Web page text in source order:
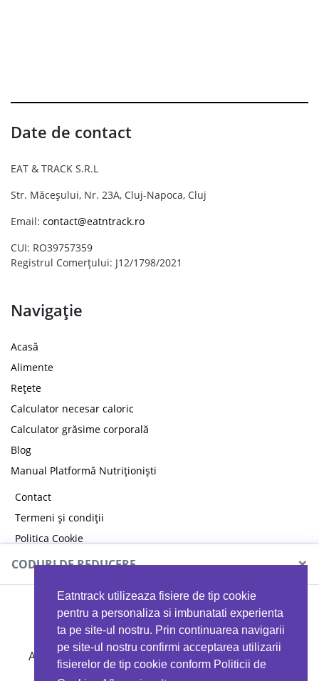
Eatntrack utilizeaza fisiere de tip cookie
pentru a personaliza si imbunatati experienta
ta pe site-ul nostru. Prin continuarea navigarii
pe site-ul nostru confirmi acceptarea utilizarii
fisierelor de tip cookie conform Politicii de
Date de contact
EAT & TRACK S.R.L
Str. Măceșului, Nr. 23A, Cluj-Napoca, Cluj
Email: contact@eatntrack.ro
CUI: RO39757359
Registrul Comerțului: J12/1798/2021
Navigație
Acasă
Alimente
Rețete
Calculator necesar caloric
Calculator grăsime corporală
Blog
Manual Platformă Nutriționiști
Contact
Termeni și condiții
Politica Cookie
Politica de confidențialitate
CODURI DE REDUCERE ×
MYPROTEIN
Ai 40%reducere la orice comandă folosind codul
EATTRACK